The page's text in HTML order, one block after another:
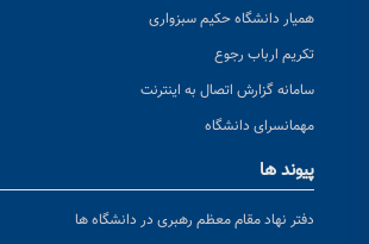
همیار دانشگاه حکیم سبزواری
تکریم ارباب رجوع
سامانه گزارش اتصال به اینترنت
مهمانسرای دانشگاه
پیوند ها
دفتر نهاد مقام معظم رهبری در دانشگاه ها